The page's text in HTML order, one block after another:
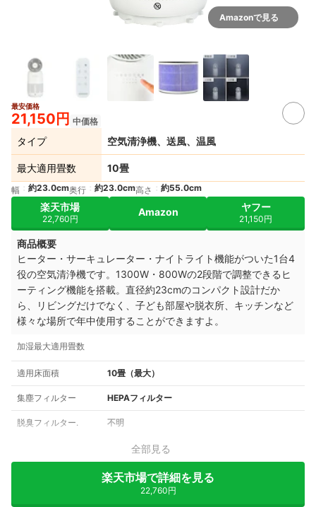
Amazonで見る
最安価格
21,150円 中価格
タイプ 空気清浄機、送風、温風
最大適用畳数 10畳
幅 約23.0cm奥行 約23.0cm高さ 約55.0cm
楽天市場
22,760円
Amazon ヤフー
21,150円
商品概要
ヒーター・サーキュレーター・ナイトライト機能がついた1台4
役の空気清浄機です。 1300W・800Wの2段階で調整できるヒ
ーティング機能を搭載。 直径約23cmのコンパクト設計だか
ら、リビングだけでなく、子ども部屋や脱衣所、キッチンなど
様々な場所で年中使用することができますよ。
加湿最大適用畳数
適用床面積 10畳（最大）
集塵フィルター HEPAフィルター
脱臭フィルター. 不明
全部見る
楽天市場で詳細を見る
22,760円